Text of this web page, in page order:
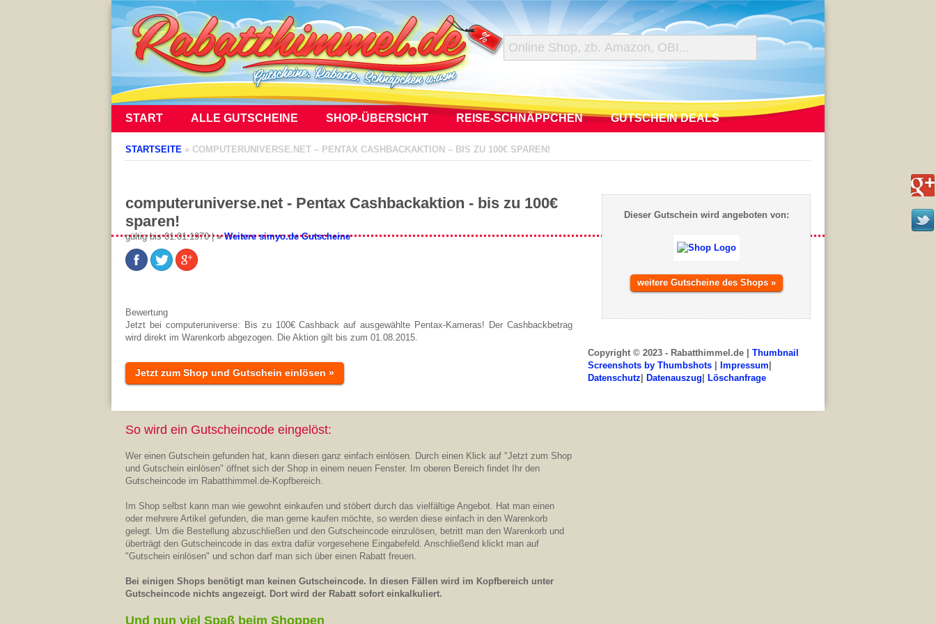
START ALLE GUTSCHEINE SHOP-ÜBERSICHT REISE-SCHNÄPPCHEN GUTSCHEIN DEALS
STARTSEITE » COMPUTERUNIVERSE.NET – PENTAX CASHBACKAKTION – BIS ZU 100€ SPAREN!
computeruniverse.net - Pentax Cashbackaktion - bis zu 100€
sparen!
gültig bis 01.01.1970 | »Weitere simyo.de Gutscheine
Bewertung
Jetzt bei computeruniverse: Bis zu 100€ Cashback auf ausgewählte Pentax-Kameras! Der Cashbackbetrag
wird direkt im Warenkorb abgezogen. Die Aktion gilt bis zum 01.08.2015.
Jetzt zum Shop und Gutschein einlösen »
So wird ein Gutscheincode eingelöst:
Wer einen Gutschein gefunden hat, kann diesen ganz einfach einlösen. Durch einen Klick auf "Jetzt zum Shop
und Gutschein einlösen" öffnet sich der Shop in einem neuen Fenster. Im oberen Bereich findet Ihr den
Gutscheincode im Rabatthimmel.de-Kopfbereich.
Im Shop selbst kann man wie gewohnt einkaufen und stöbert durch das vielfältige Angebot. Hat man einen
oder mehrere Artikel gefunden, die man gerne kaufen möchte, so werden diese einfach in den Warenkorb
gelegt. Um die Bestellung abzuschließen und den Gutscheincode einzulösen, betritt man den Warenkorb und
überträgt den Gutscheincode in das extra dafür vorgesehene Eingabefeld. Anschließend klickt man auf
"Gutschein einlösen" und schon darf man sich über einen Rabatt freuen.
Bei einigen Shops benötigt man keinen Gutscheincode. In diesen Fällen wird im Kopfbereich unter
Gutscheincode nichts angezeigt. Dort wird der Rabatt sofort einkalkuliert.
Und nun viel Spaß beim Shoppen
Dieser Gutschein wird angeboten von:
weitere Gutscheine des Shops »
Copyright © 2023 - Rabatthimmel.de | Thumbnail
Screenshots by Thumbshots
Impressum
Datenschutz
Datenauszug Löschanfrage